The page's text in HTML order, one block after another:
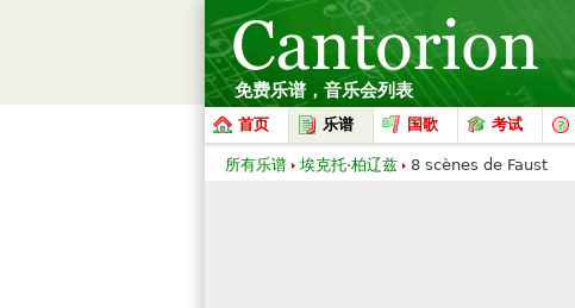
免费乐谱，音乐会列表
首页
乐谱 国歌 考试
所有乐谱 埃克托·柏辽兹 8 scènes de Faust